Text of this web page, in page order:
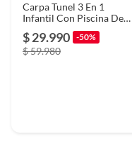
Carpa Tunel 3 En 1
Infantil Con Piscina De
Pelotas Rojo
$ 29.990 -50%
$ 59.980